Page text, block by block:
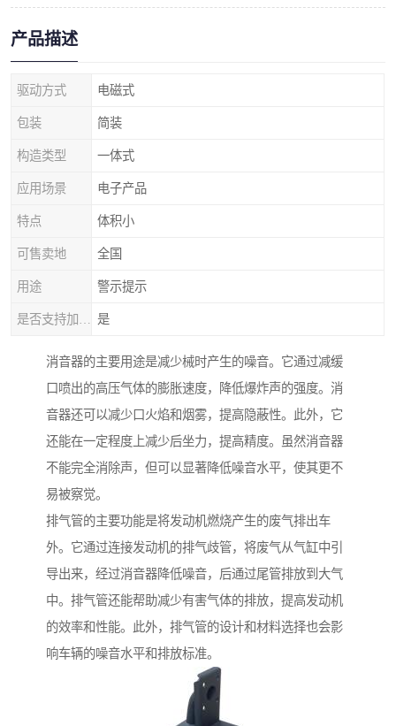
产品描述
驱动方式 电磁式
包装 简装
构造类型 一体式
应用场景 电子产品
特点 体积小
可售卖地 全国
用途 警示提示
是
消音器的主要用途是减少械时产生的噪音。它通过减缓
口喷出的高压气体的膨胀速度，降低爆炸声的强度。消
音器还可以减少口火焰和烟雾，提高隐蔽性。此外，它
还能在一定程度上减少后坐力，提高精度。虽然消音器
不能完全消除声，但可以显著降低噪音水平，使其更不
易被察觉。
排气管的主要功能是将发动机燃烧产生的废气排出车
外。它通过连接发动机的排气歧管，将废气从气缸中引
导出来，经过消音器降低噪音，后通过尾管排放到大气
中。排气管还能帮助减少有害气体的排放，提高发动机
的效率和性能。此外，排气管的设计和材料选择也会影
响车辆的噪音水平和排放标准。